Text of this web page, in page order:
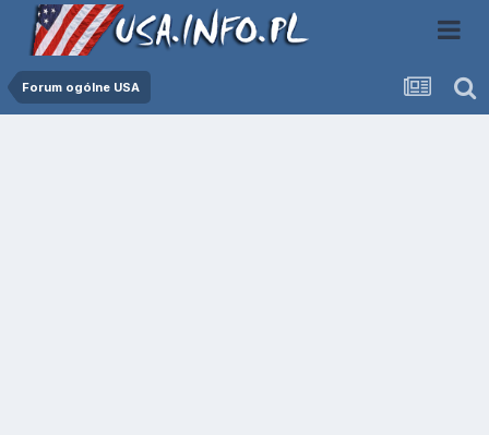
Forum ogólne USA